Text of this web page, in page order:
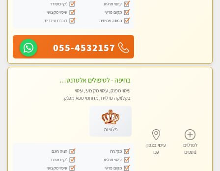
עיסוי מרגיע
נקי ומסודר
מקום פרטי
עיסוי מקצועי
תמונה אמיתית
דוברת עיברית
055-4532157
לפרטים
נוספים
עיסוי בצפון
עכו
בחיפה - לטיפולים אלטרנטיביים לעיסוי מרגיע ומפנק VIP-מומלץ לחלוטין! פרטי! ​​​​​​ Highly recommended-לקביעת תור נא להתקשר ....
עיסוי מפנק, עיסוי מקצועי, עיסוי
בקלניקה פרטית, מתחמי ספא מפנק,
פלטינה
מקלחת
חניה חינם
עיסוי מרגיע
נקי ומסודר
מקום פרטי
עיסוי מקצועי